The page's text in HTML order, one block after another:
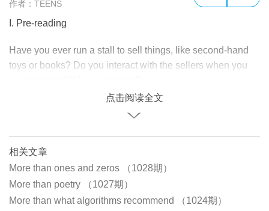
作者：TEENS
I. Pre-reading
Have you ever run a stall to sell things, like second-hand
toys or books? Do you interact with the sellers when you
点击阅读全文
相关文章
More than ones and zeros （1028期）
More than poetry （1027期）
More than what algorithms recommend （1024期）